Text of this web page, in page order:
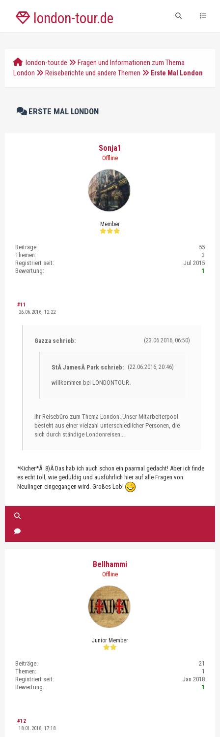
london-tour.de
london-tour.de
Fragen und Informationen zum Thema
London
Reiseberichte und andere Themen Erste Mal London
ERSTE MAL LONDON
Sonja1
Offline
Member
Beiträge:
55
Themen:
3
Registriert seit:
Jul 2015
Bewertung:
1
#11
26.06.2016, 12:22
(23.06.2016, 06:50)
Gazza schrieb:
(22.06.2016, 20:46)
StÂ JamesÂ Park schrieb:
willkommen bei LONDONTOUR.
Ihr Reisebüro zum Thema London. Unser Mitarbeiterpool
besteht aus einer vielzahl unterschiedlicher Personen, die
sich durch ständige Londonreisen...
*Kicher*Â 8)Â Das hab ich auch schon ein paarmal gedacht! Aber ich finde
es echt toll, wie geduldig und ausführlich hier auf alle Fragen von
Neulingen eingegangen wird. Großes Lob!
Bellhammi
Offline
Junior Member
Beiträge:
21
Themen:
1
Registriert seit:
Jan 2018
Bewertung:
1
#12
18.01.2018, 17:18